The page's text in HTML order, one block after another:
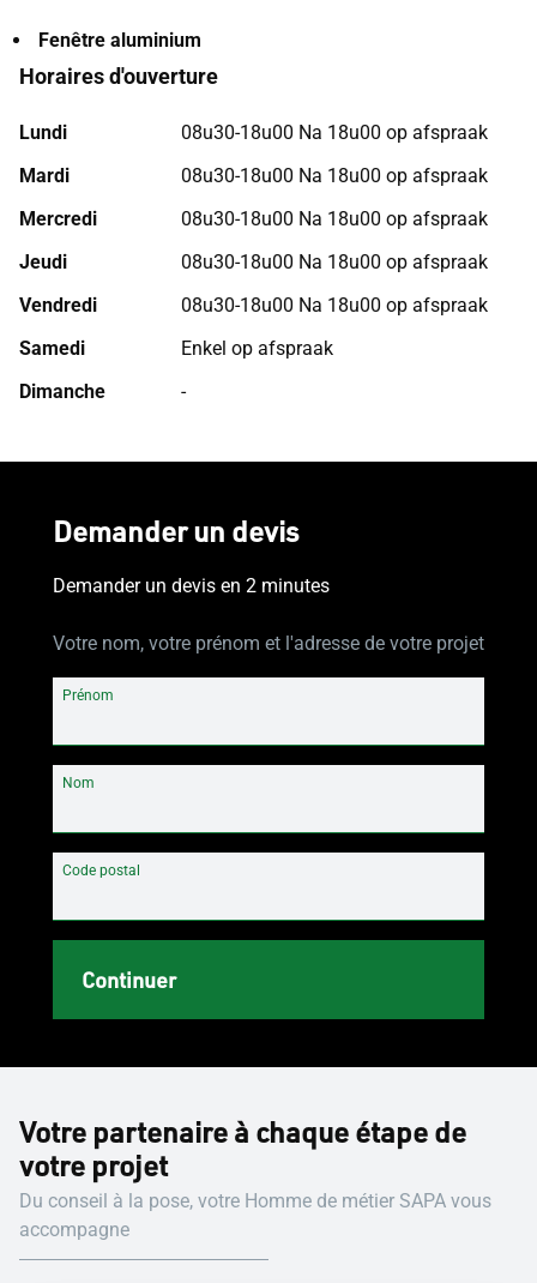
Fenêtre aluminium
Horaires d'ouverture
Lundi
08u30-18u00 Na 18u00 op afspraak
Mardi
08u30-18u00 Na 18u00 op afspraak
Mercredi
08u30-18u00 Na 18u00 op afspraak
Jeudi
08u30-18u00 Na 18u00 op afspraak
Vendredi
08u30-18u00 Na 18u00 op afspraak
Samedi
Enkel op afspraak
Dimanche
-
Demander un devis
Demander un devis en 2 minutes
Votre nom, votre prénom et l'adresse de votre projet
Prénom
Nom
Code postal
Continuer
Votre partenaire à chaque étape de
votre projet
Du conseil à la pose, votre Homme de métier SAPA vous
accompagne